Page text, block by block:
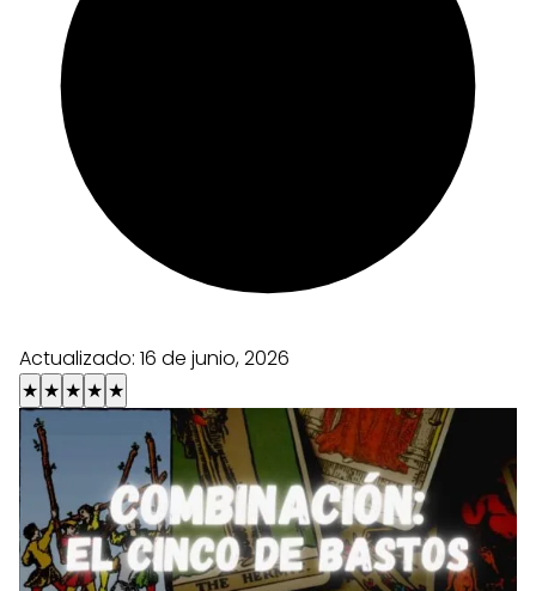
Actualizado: 16 de junio, 2026
★ ★ ★ ★ ★